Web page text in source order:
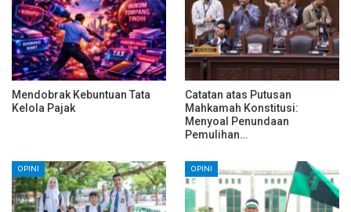
Mendobrak Kebuntuan Tata
Kelola Pajak
Catatan atas Putusan
Mahkamah Konstitusi:
Menyoal Penundaan
Pemulihan…
OPINI OPINI